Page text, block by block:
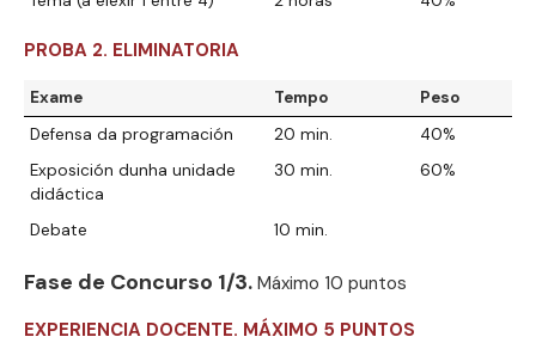
PROBA 2. ELIMINATORIA
Exame Tempo
Peso
Defensa da programación
20 min.
40%
Exposición dunha unidade
didáctica
30 min. 60%
Debate 10 min.
Fase de Concurso 1/3. Máximo 10 puntos
EXPERIENCIA DOCENTE. MÁXIMO 5 PUNTOS